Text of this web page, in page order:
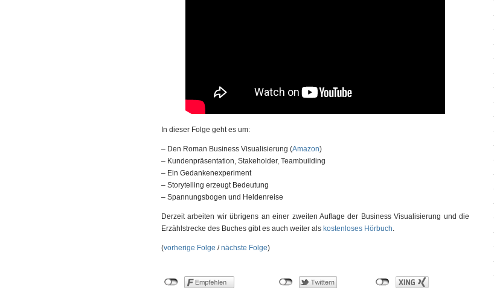
In dieser Folge geht es um:
– Den Roman Business Visualisierung (Amazon)
– Kundenpräsentation, Stakeholder, Teambuilding
– Ein Gedankenexperiment
– Storytelling erzeugt Bedeutung
– Spannungsbogen und Heldenreise
Derzeit arbeiten wir übrigens an einer zweiten Auflage der Business Visualisierung und die
Erzählstrecke des Buches gibt es auch weiter als kostenloses Hörbuch.
(vorherige Folge /nächste Folge)